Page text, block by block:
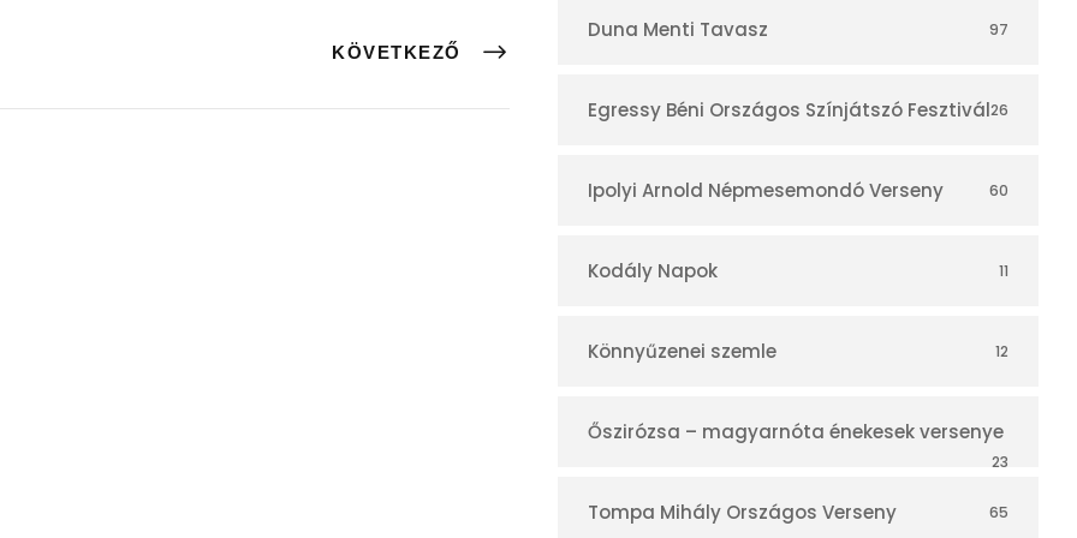
KÖVETKEZŐ
r
Duna Menti Tavasz 97
Egressy Béni Országos Színjátszó Fesztivál26
Ipolyi Arnold Népmesemondó Verseny 60
Kodály Napok 11
Könnyűzenei szemle 12
Őszirózsa – magyarnóta énekesek versenye
23
Tompa Mihály Országos Verseny 65